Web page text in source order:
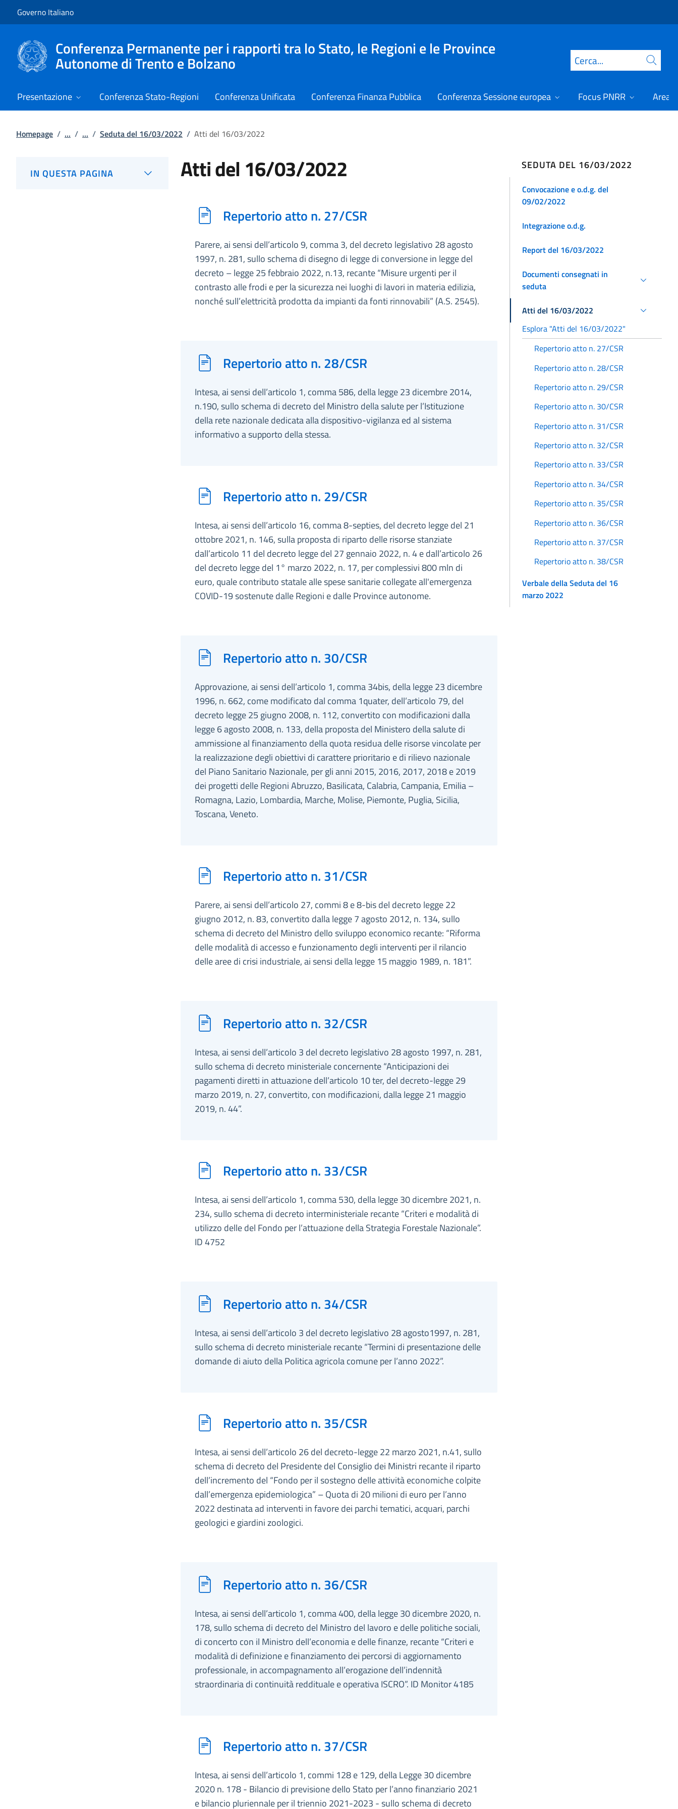
Governo Italiano
Conferenza Permanente per i rapporti tra lo Stato, le Regioni e le Province
Autonome di Trento e Bolzano Cerca
Presentazione Conferenza Stato-Regioni Conferenza Unificata Conferenza Finanza Pubblica Conferenza Sessione europea Focus PNRR Area
Homepage / ... / ... / Seduta del 16/03/2022 / Atti del 16/03/2022
IN QUESTA PAGINA Atti del 16/03/2022
Repertorio atto n. 27/CSR
Parere, ai sensi dell’articolo 9, comma 3, del decreto legislativo 28 agosto
1997, n. 281, sullo schema di disegno di legge di conversione in legge del
decreto – legge 25 febbraio 2022, n.13, recante “Misure urgenti per il
contrasto alle frodi e per la sicurezza nei luoghi di lavori in materia edilizia,
nonché sull’elettricità prodotta da impianti da fonti rinnovabili” (A.S. 2545).
Repertorio atto n. 28/CSR
Intesa, ai sensi dell’articolo 1, comma 586, della legge 23 dicembre 2014,
n.190, sullo schema di decreto del Ministro della salute per l’Istituzione
della rete nazionale dedicata alla dispositivo-vigilanza ed al sistema
informativo a supporto della stessa.
Repertorio atto n. 29/CSR
Intesa, ai sensi dell’articolo 16, comma 8-septies, del decreto legge del 21
ottobre 2021, n. 146, sulla proposta di riparto delle risorse stanziate
dall’articolo 11 del decreto legge del 27 gennaio 2022, n. 4 e dall’articolo 26
del decreto legge del 1° marzo 2022, n. 17, per complessivi 800 mln di
euro, quale contributo statale alle spese sanitarie collegate all'emergenza
COVID-19 sostenute dalle Regioni e dalle Province autonome.
Repertorio atto n. 30/CSR
Approvazione, ai sensi dell’articolo 1, comma 34bis, della legge 23 dicembre
1996, n. 662, come modificato dal comma 1quater, dell’articolo 79, del
decreto legge 25 giugno 2008, n. 112, convertito con modificazioni dalla
legge 6 agosto 2008, n. 133, della proposta del Ministero della salute di
ammissione al finanziamento della quota residua delle risorse vincolate per
la realizzazione degli obiettivi di carattere prioritario e di rilievo nazionale
del Piano Sanitario Nazionale, per gli anni 2015, 2016, 2017, 2018 e 2019
dei progetti delle Regioni Abruzzo, Basilicata, Calabria, Campania, Emilia –
Romagna, Lazio, Lombardia, Marche, Molise, Piemonte, Puglia, Sicilia,
Toscana, Veneto.
Repertorio atto n. 31/CSR
Parere, ai sensi dell’articolo 27, commi 8 e 8-bis del decreto legge 22
giugno 2012, n. 83, convertito dalla legge 7 agosto 2012, n. 134, sullo
schema di decreto del Ministro dello sviluppo economico recante: “Riforma
delle modalità di accesso e funzionamento degli interventi per il rilancio
delle aree di crisi industriale, ai sensi della legge 15 maggio 1989, n. 181”.
Repertorio atto n. 32/CSR
Intesa, ai sensi dell’articolo 3 del decreto legislativo 28 agosto 1997, n. 281,
sullo schema di decreto ministeriale concernente “Anticipazioni dei
pagamenti diretti in attuazione dell’articolo 10 ter, del decreto-legge 29
marzo 2019, n. 27, convertito, con modificazioni, dalla legge 21 maggio
2019, n. 44”.
Repertorio atto n. 33/CSR
Intesa, ai sensi dell’articolo 1, comma 530, della legge 30 dicembre 2021, n.
234, sullo schema di decreto interministeriale recante “Criteri e modalità di
utilizzo delle del Fondo per l’attuazione della Strategia Forestale Nazionale”.
ID 4752
Repertorio atto n. 34/CSR
Intesa, ai sensi dell’articolo 3 del decreto legislativo 28 agosto1997, n. 281,
sullo schema di decreto ministeriale recante “Termini di presentazione delle
domande di aiuto della Politica agricola comune per l’anno 2022”.
Repertorio atto n. 35/CSR
Intesa, ai sensi dell’articolo 26 del decreto-legge 22 marzo 2021, n.41, sullo
schema di decreto del Presidente del Consiglio dei Ministri recante il riparto
dell’incremento del “Fondo per il sostegno delle attività economiche colpite
dall’emergenza epidemiologica” – Quota di 20 milioni di euro per l’anno
2022 destinata ad interventi in favore dei parchi tematici, acquari, parchi
geologici e giardini zoologici.
Repertorio atto n. 36/CSR
Intesa, ai sensi dell’articolo 1, comma 400, della legge 30 dicembre 2020, n.
178, sullo schema di decreto del Ministro del lavoro e delle politiche sociali,
di concerto con il Ministro dell’economia e delle finanze, recante “Criteri e
modalità di definizione e finanziamento dei percorsi di aggiornamento
professionale, in accompagnamento all’erogazione dell’indennità
straordinaria di continuità reddituale e operativa ISCRO”. ID Monitor 4185
Repertorio atto n. 37/CSR
Intesa, ai sensi dell’articolo 1, commi 128 e 129, della Legge 30 dicembre
2020 n. 178 - Bilancio di previsione dello Stato per l’anno finanziario 2021
e bilancio pluriennale per il triennio 2021-2023 - sullo schema di decreto
SEDUTA DEL 16/03/2022
Convocazione e o.d.g. del
09/02/2022
Integrazione o.d.g.
Report del 16/03/2022
Documenti consegnati in
seduta
Atti del 16/03/2022
Esplora "Atti del 16/03/2022"
Repertorio atto n. 27/CSR
Repertorio atto n. 28/CSR
Repertorio atto n. 29/CSR
Repertorio atto n. 30/CSR
Repertorio atto n. 31/CSR
Repertorio atto n. 32/CSR
Repertorio atto n. 33/CSR
Repertorio atto n. 34/CSR
Repertorio atto n. 35/CSR
Repertorio atto n. 36/CSR
Repertorio atto n. 37/CSR
Repertorio atto n. 38/CSR
Verbale della Seduta del 16
marzo 2022